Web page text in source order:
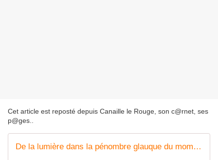
Cet article est reposté depuis Canaille le Rouge, son c@rnet, ses
p@ges.
De la lumière dans la pénombre glauque du moment